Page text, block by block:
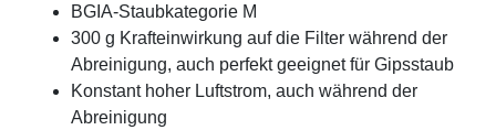
BGIA-Staubkategorie M
300 g Krafteinwirkung auf die Filter während der
Abreinigung, auch perfekt geeignet für Gipsstaub
Konstant hoher Luftstrom, auch während der
Abreinigung